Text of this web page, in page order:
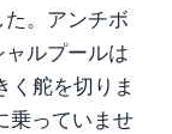
。アンチボ
ルプールは
く舵を切りま
乗っていませ